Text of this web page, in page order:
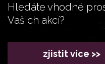
Hledáte vhodné
Vašich akcí?
zjistit více >>